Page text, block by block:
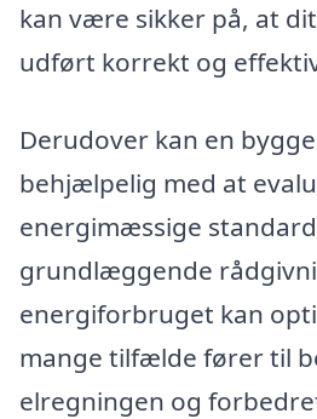
kan være sikker på, at
udført korrekt og
Derudover kan en
behjælpelig med at
energimæssige
grundlæggende
energiforbruget kan
mange tilfælde fører til
elregningen og